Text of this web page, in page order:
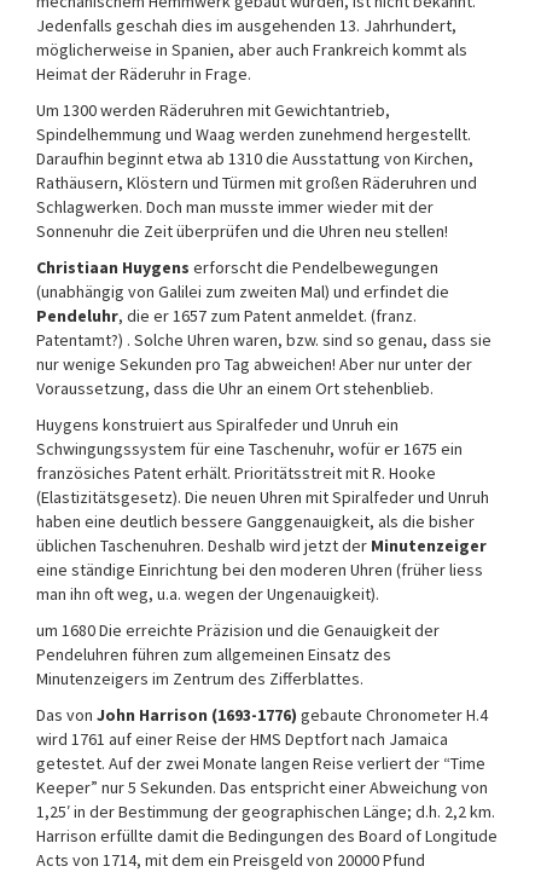
Jedenfalls geschah dies im ausgehenden 13. Jahrhundert,
möglicherweise in Spanien, aber auch Frankreich kommt als
Heimat der Räderuhr in Frage.
Um 1300 werden Räderuhren mit Gewichtantrieb,
Spindelhemmung und Waag werden zunehmend hergestellt.
Daraufhin beginnt etwa ab 1310 die Ausstattung von Kirchen,
Rathäusern, Klöstern und Türmen mit großen Räderuhren und
Schlagwerken. Doch man musste immer wieder mit der
Sonnenuhr die Zeit überprüfen und die Uhren neu stellen!
Christiaan Huygens erforscht die Pendelbewegungen
(unabhängig von Galilei zum zweiten Mal) und erfindet die
Pendeluhr, die er 1657 zum Patent anmeldet. (franz.
Patentamt?) . Solche Uhren waren, bzw. sind so genau, dass sie
nur wenige Sekunden pro Tag abweichen! Aber nur unter der
Voraussetzung, dass die Uhr an einem Ort stehenblieb.
Huygens konstruiert aus Spiralfeder und Unruh ein
Schwingungssystem für eine Taschenuhr, wofür er 1675 ein
französiches Patent erhält. Prioritätsstreit mit R. Hooke
(Elastizitätsgesetz). Die neuen Uhren mit Spiralfeder und Unruh
haben eine deutlich bessere Ganggenauigkeit, als die bisher
üblichen Taschenuhren. Deshalb wird jetzt der Minutenzeiger
eine ständige Einrichtung bei den moderen Uhren (früher liess
man ihn oft weg, u.a. wegen der Ungenauigkeit).
um 1680 Die erreichte Präzision und die Genauigkeit der
Pendeluhren führen zum allgemeinen Einsatz des
Minutenzeigers im Zentrum des Zifferblattes.
Das von John Harrison (1693-1776) gebaute Chronometer H.4
wird 1761 auf einer Reise der HMS Deptfort nach Jamaica
getestet. Auf der zwei Monate langen Reise verliert der “Time
Keeper” nur 5 Sekunden. Das entspricht einer Abweichung von
1,25′ in der Bestimmung der geographischen Länge; d.h. 2,2 km.
Harrison erfüllte damit die Bedingungen des Board of Longitude
Acts von 1714, mit dem ein Preisgeld von 20000 Pfund